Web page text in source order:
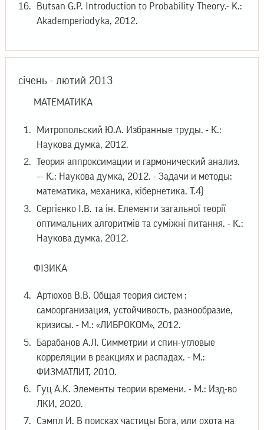
Butsan G.P. Introduction to Probability Theory.- K.:
Akademperiodyka, 2012.
січень - лютий 2013
МАТЕМАТИКА
Митропольский Ю.А. Избранные труды. - К.:
Наукова думка, 2012.
Теория аппроксимации и гармонический анализ.
–- К.: Наукова думка, 2012. - Задачи и методы:
математика, механика, кібернетика. Т.4)
Сергієнко І.В. та ін. Елементи загальної теорії
оптимальних алгоритмів та суміжні питання. - К.:
Наукова думка, 2012.
ФІЗИКА
Артюхов В.В. Общая теория систем :
самоорганизация, устойчивость, разнообразие,
кризисы. - М.: «ЛИБРОКОМ», 2012.
Барабанов А.Л. Симметрии и спин-угловые
корреляции в реакциях и распадах. - М.:
ФИЗМАТЛИТ, 2010.
Гуц А.К. Элементы теории времени. - М.: Изд-во
ЛКИ, 2020.
Сэмпл И. В поисках частицы Бога, или охота на